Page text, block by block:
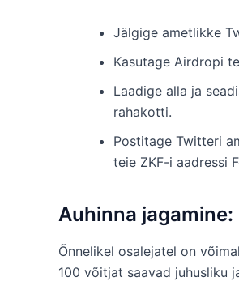
Jälgige ametlikke
Kasutage Airdropi
Laadige alla ja
rahakotti.
Postitage Twitteri
teie ZKF-i aadressi
Auhinna jagamine:
Õnnelikel osalejatel on
100 võitjat saavad juhusliku